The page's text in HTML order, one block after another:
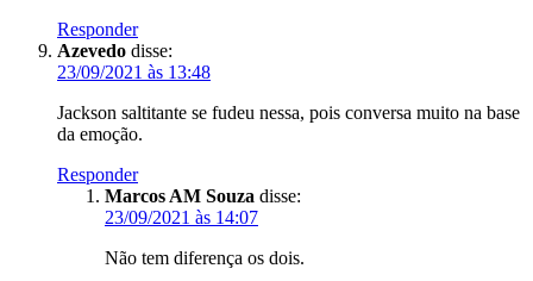
Responder
Azevedo disse:
23/09/2021 às 13:48
Jackson saltitante se fudeu nessa, pois conversa muito na base
da emoção.
Responder
Marcos AM Souza disse:
23/09/2021 às 14:07
Não tem diferença os dois.